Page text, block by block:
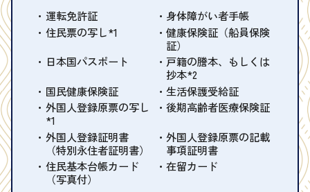
運転免許証
身体障がい者手帳
住民票の写し*1
健康保険証（船員保険
証）
日本国パスポート
戸籍の謄本、もしくは
抄本*2
国民健康保険証
生活保護受給証
外国人登録原票の写し
*1
後期高齢者医療保険証
外国人登録証明書
（特別永住者証明書）
外国人登録原票の記載
事項証明書
住民基本台帳カード
（写真付）
在留カード